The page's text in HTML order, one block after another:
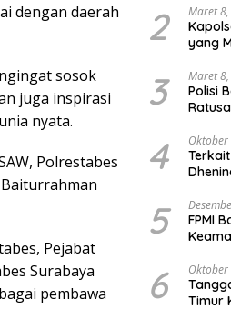
dengan daerah
sosok
juga inspirasi
nyata.
Polrestabes
Pejabat
Surabaya
pembawa
2 Maret
yang
3 Maret
Polisi
4
5
FPMI
6
Timur